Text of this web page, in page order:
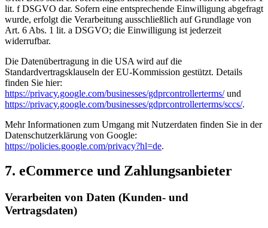
lit. f DSGVO dar. Sofern eine entsprechende Einwilligung abgefragt
wurde, erfolgt die Verarbeitung ausschließlich auf Grundlage von
Art. 6 Abs. 1 lit. a DSGVO; die Einwilligung ist jederzeit
widerrufbar.
Die Datenübertragung in die USA wird auf die
Standardvertragsklauseln der EU-Kommission gestützt. Details
finden Sie hier:
https://privacy.google.com/businesses/gdprcontrollerterms/und
https://privacy.google.com/businesses/gdprcontrollerterms/sccs/.
Mehr Informationen zum Umgang mit Nutzerdaten finden Sie in der
Datenschutzerklärung von Google:
https://policies.google.com/privacy?hl=de.
7. eCommerce und Zahlungs­anbieter
Verarbeiten von Daten (Kunden- und
Vertragsdaten)